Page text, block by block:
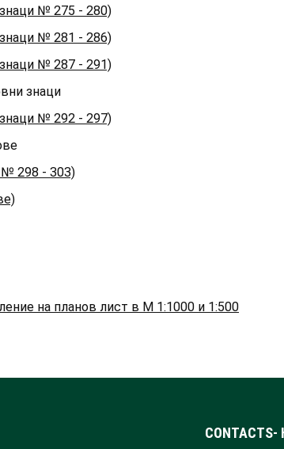
№ 275 - 280)
№ 281 - 286)
№ 287 - 291)
знаци
№ 292 - 297)
298 - 303)
на планов лист в М 1:1000 и 1:500
CONTACTS-